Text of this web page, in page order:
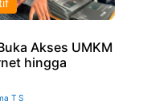
Akses UMKM
hingga
T S